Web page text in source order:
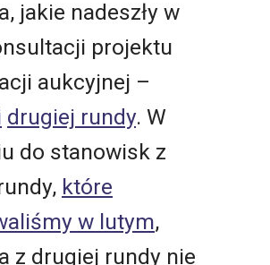
jakie nadeszły w
projektu
aukcyjnej –
drugiej rundy. W
do stanowisk z
które
w lutym,
z drugiej rundy nie